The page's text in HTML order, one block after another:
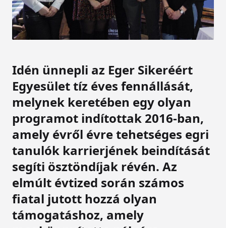
Idén ünnepli az Eger Sikeréért
Egyesület tíz éves fennállását,
melynek keretében egy olyan
programot indítottak 2016-ban,
amely évről évre tehetséges egri
tanulók karrierjének beindítását
segíti ösztöndíjak révén. Az
elmúlt évtized során számos
fiatal jutott hozzá olyan
támogatáshoz, amely